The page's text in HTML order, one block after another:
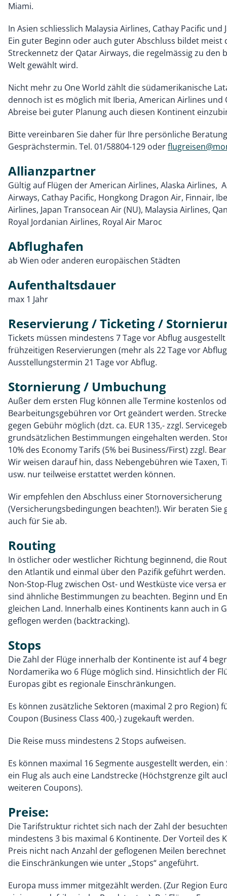
Miami.
In Asien schliesslich Malaysia Airlines, Cathay Pacific und
Ein guter Beginn oder auch guter Abschluss bildet meist
Streckennetz der Qatar Airways, die regelmässig zu den
Welt gewählt wird.
Nicht mehr zu One World zählt die südamerikanische
dennoch ist es möglich mit Iberia, American Airlines und
Abreise bei guter Planung auch diesen Kontinent
Bitte vereinbaren Sie daher für Ihre persönliche
Gesprächstermin. Tel. 01/58804-129 oder
Allianzpartner
Gültig auf Flügen der American Airlines, Alaska Airlines,
Airways, Cathay Pacific, Hongkong Dragon Air, Finnair,
Airlines, Japan Transocean Air (NU), Malaysia Airlines,
Royal Jordanian Airlines, Royal Air Maroc
Abflughafen
ab Wien oder anderen europäischen Städten
Aufenthaltsdauer
max 1 Jahr
Reservierung / Ticketing /
Tickets müssen mindestens 7 Tage vor Abflug
frühzeitigen Reservierungen (mehr als 22 Tage vor
Ausstellungstermin 21 Tage vor Abflug.
Stornierung / Umbuchung
Außer dem ersten Flug können alle Termine kostenlos
Bearbeitungsgebühren vor Ort geändert werden.
gegen Gebühr möglich (dzt. ca. EUR 135,- zzgl.
grundsätzlichen Bestimmungen eingehalten werden.
10% des Economy Tarifs (5% bei Business/First) zzgl.
Wir weisen darauf hin, dass Nebengebühren wie Taxen,
usw. nur teilweise erstattet werden können.
Wir empfehlen den Abschluss einer Stornoversicherung
(Versicherungsbedingungen beachten!). Wir beraten Sie
auch für Sie ab.
Routing
In östlicher oder westlicher Richtung beginnend, die
den Atlantik und einmal über den Pazifik geführt
Non-Stop-Flug zwischen Ost- und Westküste vice versa
sind ähnliche Bestimmungen zu beachten. Beginn und
gleichen Land. Innerhalb eines Kontinents kann auch in
geflogen werden (backtracking).
Stops
Die Zahl der Flüge innerhalb der Kontinente ist auf 4
Nordamerika wo 6 Flüge möglich sind. Hinsichtlich der
Europas gibt es regionale Einschränkungen.
Es können zusätzliche Sektoren (maximal 2 pro Region)
Coupon (Business Class 400,-) zugekauft werden.
Die Reise muss mindestens 2 Stops aufweisen.
Es können maximal 16 Segmente ausgestellt werden,
ein Flug als auch eine Landstrecke (Höchstgrenze gilt
weiteren Coupons).
Preise:
Die Tarifstruktur richtet sich nach der Zahl der
mindestens 3 bis maximal 6 Kontinente. Der Vorteil des
Preis nicht nach Anzahl der geflogenen Meilen
die Einschränkungen wie unter „Stops“ angeführt.
Europa muss immer mitgezählt werden. (Zur Region